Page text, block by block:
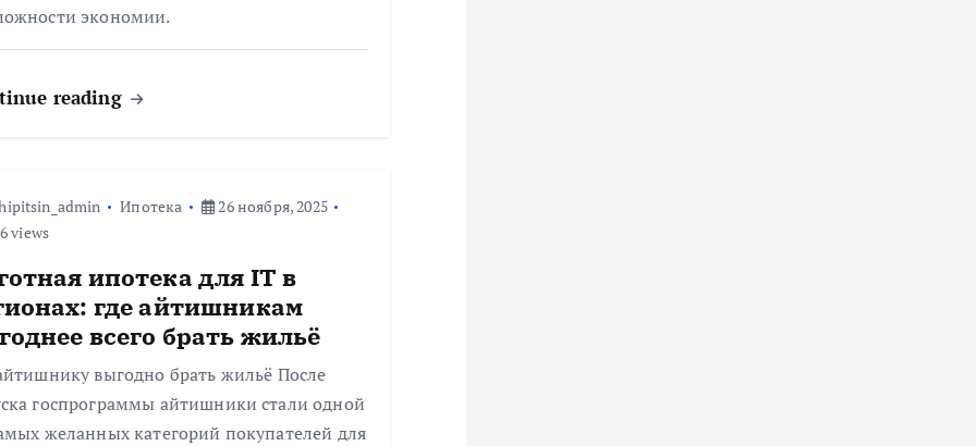
экономии.
reading
Ипотека
26 ноября, 2025
views
ипотека для IT в
где айтишникам
всего брать жильё
выгодно брать жильё После
госпрограммы айтишники стали одной
желанных категорий покупателей для